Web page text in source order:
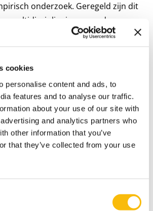
cookies
personalise content and ads, to
features and to analyse our traffic.
about your use of our site with
and analytics partners who
other information that you’ve
that they’ve collected from your use
onderzoek. Geregeld zijn dit
multidisciplinair van aard, waaraan
uit andere disciplines
werkt zij ook veelvuldig met
universiteiten (uit binnen- en
van
In kwalitatieve studies betrekt zij
van diverse
(bedrijf, NGOs, overheid,
consultants en academische
to the Corporate Top in